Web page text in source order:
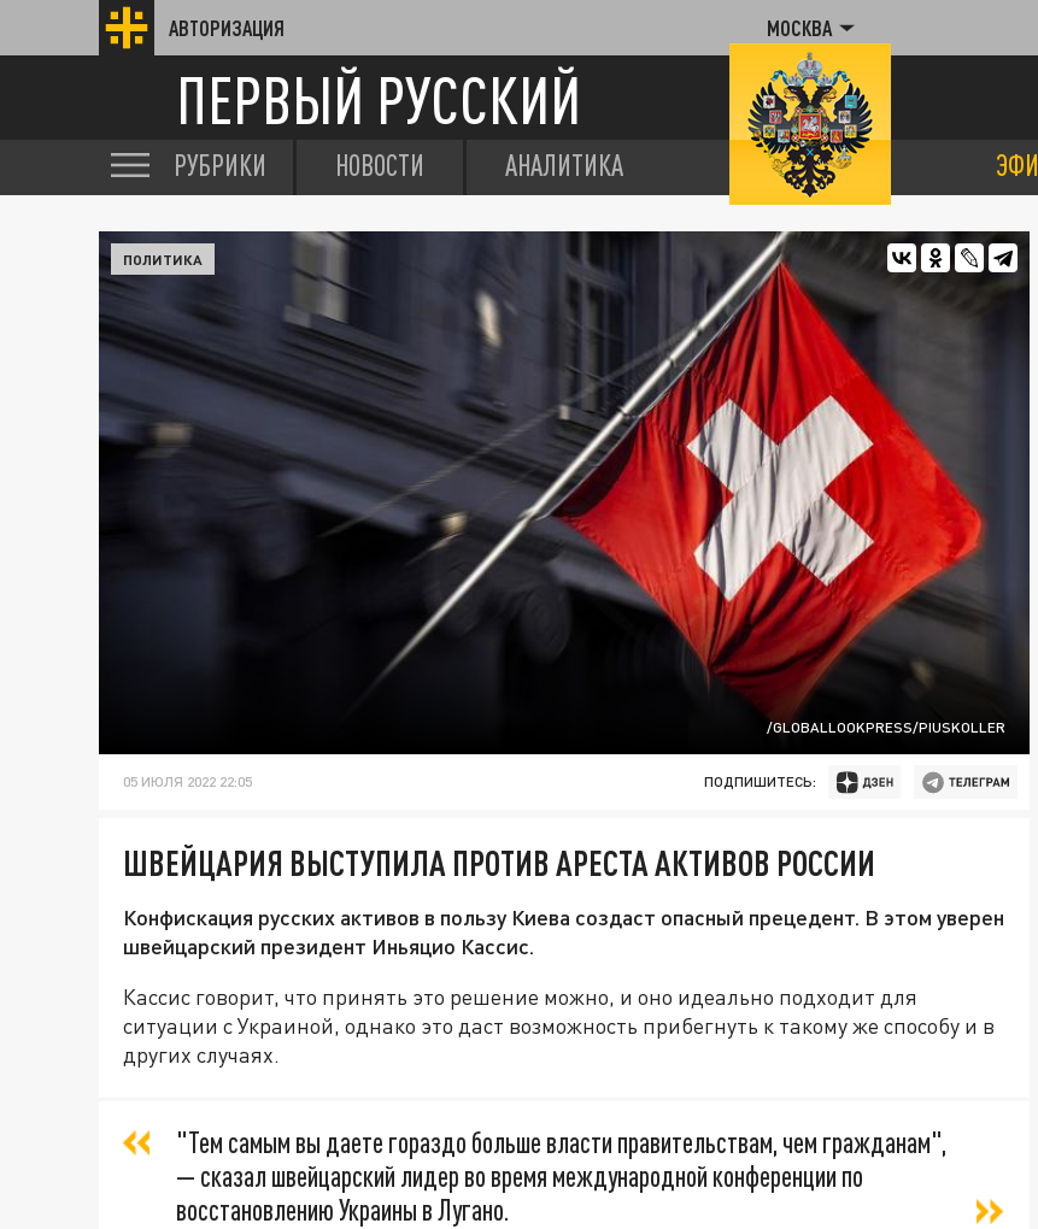
АВТОРИЗАЦИЯ МОСКВА
ПЕРВЫЙ РУССКИЙ
РУБРИКИ НОВОСТИ АНАЛИТИКА
/GLOBALLOOKPRESS/PIUSKOLLER
ПОЛИТИКА
05 ИЮЛЯ 2022 22:05 ПОДПИШИТЕСЬ:
ШВЕЙЦАРИЯ ВЫСТУПИЛА ПРОТИВ АРЕСТА АКТИВОВ РОССИИ
Конфискация русских активов в пользу Киева создаст опасный прецедент. В этом уверен
швейцарский президент Иньяцио Кассис.
Кассис говорит, что принять это решение можно, и оно идеально подходит для
ситуации с Украиной, однако это даст возможность прибегнуть к такому же способу и в
других случаях.
"Тем самым вы даете гораздо больше власти правительствам, чем гражданам",
— сказал швейцарский лидер во время международной конференции по
восстановлению Украины в Лугано.